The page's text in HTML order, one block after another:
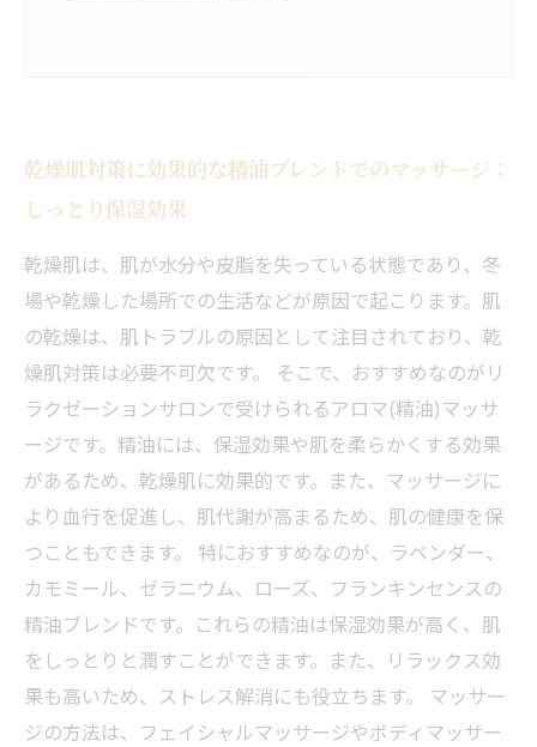
乾燥肌対策に効果的な精油ブレンドでのマッサージ：
しっとり保湿効果
乾燥肌は、肌が水分や皮脂を失っている状態であり、冬
場や乾燥した場所での生活などが原因で起こります。肌
の乾燥は、肌トラブルの原因として注目されており、乾
燥肌対策は必要不可欠です。 そこで、おすすめなのがリ
ラクゼーションサロンで受けられるアロマ(精油)マッサ
ージです。精油には、保湿効果や肌を柔らかくする効果
があるため、乾燥肌に効果的です。また、マッサージに
より血行を促進し、肌代謝が高まるため、肌の健康を保
つこともできます。 特におすすめなのが、ラベンダー、
カモミール、ゼラニウム、ローズ、フランキンセンスの
精油ブレンドです。これらの精油は保湿効果が高く、肌
をしっとりと潤すことができます。また、リラックス効
果も高いため、ストレス解消にも役立ちます。 マッサー
ジの方法は、フェイシャルマッサージやボディマッサー